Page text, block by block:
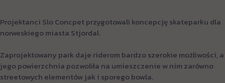
Projektanci Slo Concpet przygotowali koncepcję skateparku dla
norweskiego miasta Stjordal.
Zaprojektowany park daje riderom bardzo szerokie możliwości, a
jego powierzchnia pozwoliła na umieszczenie w nim zarówno
streetowych elementów jak i sporego bowla.